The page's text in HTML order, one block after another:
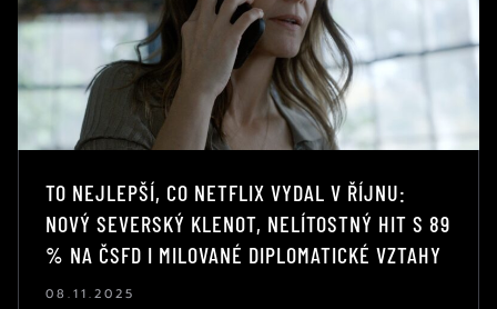
TO NEJLEPŠÍ, CO NETFLIX VYDAL V ŘÍJNU:
NOVÝ SEVERSKÝ KLENOT, NELÍTOSTNÝ HIT S 89
% NA ČSFD I MILOVANÉ DIPLOMATICKÉ VZTAHY
08.11.2025